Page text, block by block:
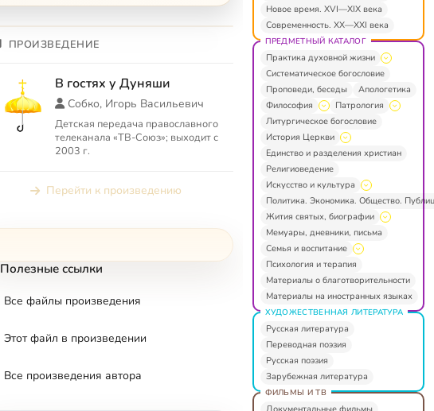
ПРОИЗВЕДЕНИЕ
В гостях у Дуняши
Собко, Игорь Васильевич
Детская передача православного
телеканала «ТВ-Союз»; выходит с
2003 г.
Перейти к произведению
Полезные ссылки
Все файлы произведения
Этот файл в произведении
Все произведения автора
Новое время. XVI—XIX века
Современность. XX—XXI века
ПРЕДМЕТНЫЙ КАТАЛОГ
Практика духовной жизни
Систематическое богословие
Проповеди, беседы
Апологетика
Философия
Патрология
Литургическое богословие
История Церкви
Единство и разделения христиан
Религиоведение
Искусство и культура
Политика. Экономика. Общество.
Жития святых, биографии
Мемуары, дневники, письма
Семья и воспитание
Психология и терапия
Материалы о благотворительности
Материалы на иностранных языках
ХУДОЖЕСТВЕННАЯ ЛИТЕРАТУРА
Русская литература
Переводная поэзия
Русская поэзия
Зарубежная литература
ФИЛЬМЫ И ТВ
Документальные фильмы